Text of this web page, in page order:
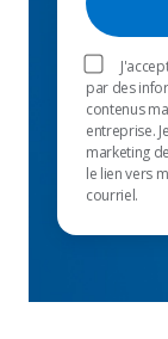
par des
contenus
entreprise.
marketing
le lien vers
courriel.